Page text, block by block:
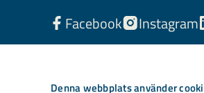
Denna webbplats använder
Facebook Instagram